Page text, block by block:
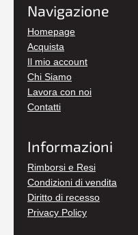
Navigazione
Homepage
Acquista
Il mio account
Chi Siamo
Lavora con noi
Contatti
Informazioni
Rimborsi e Resi
Condizioni di vendita
Diritto di recesso
Privacy Policy